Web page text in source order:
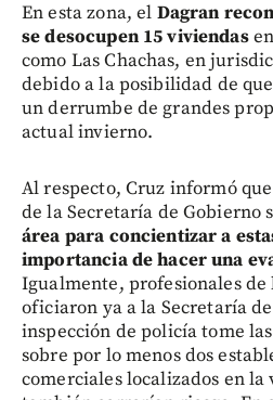
En esta zona, el Dagran
se desocupen 15 viviendas
como Las Chachas, en
debido a la posibilidad de
un derrumbe de grandes
actual invierno.
Al respecto, Cruz informó
de la Secretaría de Gobierno
área para concientizar a
importancia de hacer una
Igualmente, profesionales
oficiaron ya a la Secretaría
inspección de policía tome
sobre por lo menos dos
comerciales localizados en la